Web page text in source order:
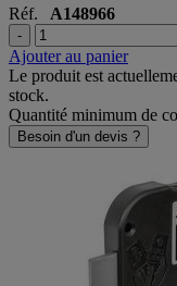
Réf. A148966
-
Ajouter au panier
Le produit est
stock.
Quantité minimum de
Besoin d'un devis ?